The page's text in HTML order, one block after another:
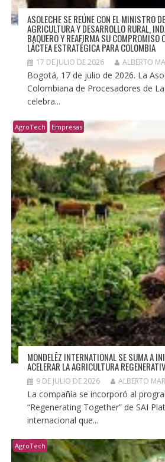
ASOLECHE SE REÚNE CON EL MINISTRO
AGRICULTURA Y DESARROLLO RURAL,
BAQUERO Y REAFIRMA SU COMPROMISO
LÁCTEA ESTRATÉGICA PARA COLOMBIA
17 DE JULIO DE 2026 ALBERTO
Bogotá, 17 de julio de 2026. La
Colombiana de Procesadores de La
celebra...
AgroTech Empresas
MONDELĒZ INTERNATIONAL SE SUMA A
ACELERAR LA AGRICULTURA
9 DE JULIO DE 2026 ALBERTO
La compañía se incorporó al
“Regenerating Together” de SAI
internacional que...
AgroTech